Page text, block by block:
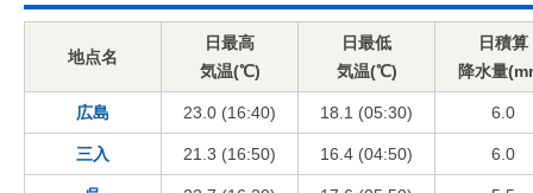
地点名
日最高
気温(℃)
日最低
気温(℃)
日積算
降水量
広島 23.0 (16:40) 18.1 (05:30) 6.0
三入 21.3 (16:50) 16.4 (04:50) 6.0